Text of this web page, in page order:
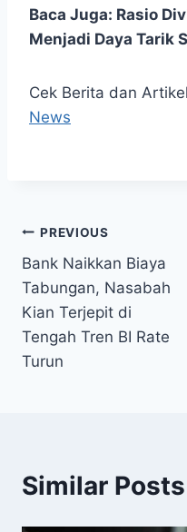
Baca Juga: Rasio
Menjadi Daya Tarik
Cek Berita dan
News
Post
navigation
PREVIOUS
Bank Naikkan Biaya
Tabungan, Nasabah
Kian Terjepit di
Tengah Tren BI Rate
Turun
Similar Posts